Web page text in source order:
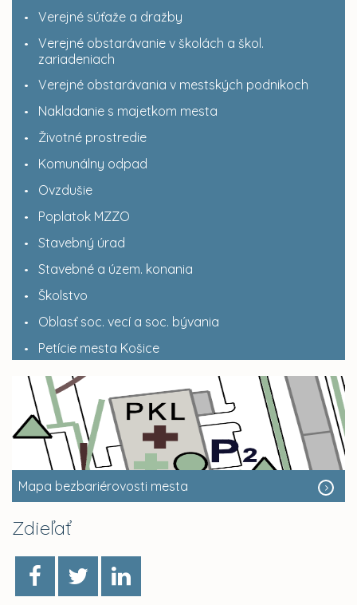
Verejné súťaže a dražby
Verejné obstarávanie v školách a škol.
zariadeniach
Verejné obstarávania v mestských podnikoch
Nakladanie s majetkom mesta
Životné prostredie
Komunálny odpad
Ovzdušie
Poplatok MZZO
Stavebný úrad
Stavebné a územ. konania
Školstvo
Oblasť soc. vecí a soc. bývania
Petície mesta Košice
Mapa bezbariérovosti mesta
Zdieľať